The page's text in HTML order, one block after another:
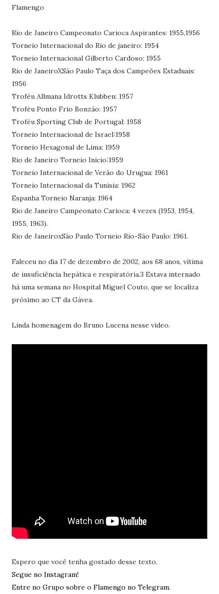
Flamengo
Rio de Janeiro Campeonato Carioca Aspirantes: 1955,1956
Torneio Internacional do Rio de janeiro: 1954
Torneio Internacional Gilberto Cardoso: 1955
Rio de JaneiroXSão Paulo Taça dos Campeões Estaduais:
1956
Troféu Allmana Idrotts Klubben: 1957
Troféu Ponto Frio Bonzão: 1957
Troféu Sporting Club de Portugal: 1958
Torneio Internacional de Israel:1958
Torneio Hexagonal de Lima: 1959
Rio de Janeiro Torneio Inicio:1959
Torneio Internacional de Verão do Urugua: 1961
Torneio Internacional da Tunisia: 1962
Espanha Torneio Naranja: 1964
Rio de Janeiro Campeonato Carioca: 4 vezes (1953, 1954,
1955, 1963).
Rio de JaneiroxSão Paulo Torneio Rio-São Paulo: 1961.
Faleceu no dia 17 de dezembro de 2002, aos 68 anos, vítima
de insuficiência hepática e respiratória.3 Estava internado
há uma semana no Hospital Miguel Couto, que se localiza
próximo ao CT da Gávea.
Linda homenagem do Bruno Lucena nesse video.
Espero que você tenha gostado desse texto.
Segue no Instagram!
Entre no Grupo sobre o Flamengo no Telegram.